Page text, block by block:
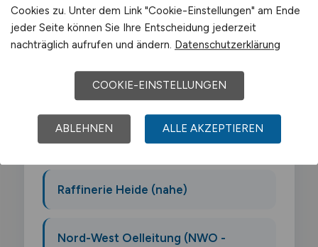
Einkaufssachbearbeiter in Wilhelmshaven
wird von folgenden Arbeitgebern geprägt:
JadeWeserPort Betreiber
(Eurogate)
Nord-LB Standort
Raffinerie Heide (nahe)
Nord-West Oelleitung (NWO -
Cookies zu. Unter dem Link "Cookie-Einstellungen" am Ende
jeder Seite können Sie Ihre Entscheidung jederzeit
nachträglich aufrufen und ändern. Datenschutzerklärung
COOKIE-EINSTELLUNGEN
ABLEHNEN ALLE AKZEPTIEREN